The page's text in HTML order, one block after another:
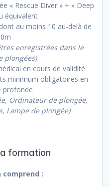
« Rescue Diver » + « Deep
équivalent
au moins 10 au-delà de
enregistrées dans le
plongées)
en cours de validité
minimum obligatoires en
profonde
Ordinateur de plongée,
Lampe de plongée)
formation
: